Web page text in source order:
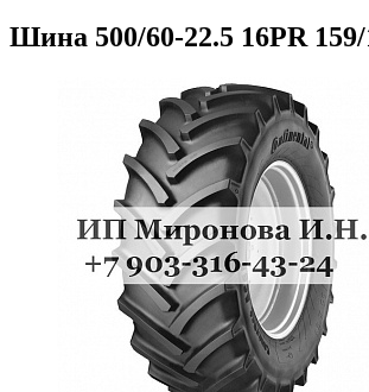
Шина 500/60-22.5 16PR